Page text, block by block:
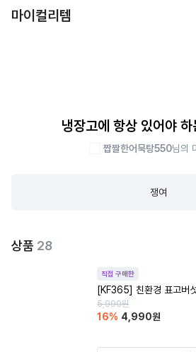
마이컬리템
냉장고에 항상 있어야
짭짤한어묵탕550님의
쟁여
상품 28
직접 구매한
[KF365] 친환경 표고버
5,990원
16% 4,990원